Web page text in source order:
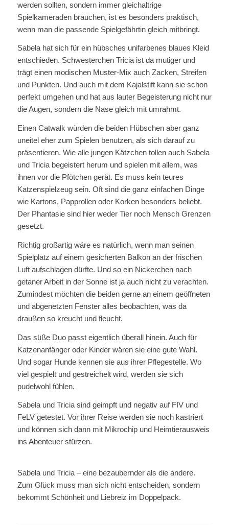
werden sollten, sondern immer gleichaltrige
Spielkameraden brauchen, ist es besonders praktisch,
wenn man die passende Spielgefährtin gleich mitbringt.
Sabela hat sich für ein hübsches unifarbenes blaues Kleid
entschieden. Schwesterchen Tricia ist da mutiger und
trägt einen modischen Muster-Mix auch Zacken, Streifen
und Punkten. Und auch mit dem Kajalstift kann sie schon
perfekt umgehen und hat aus lauter Begeisterung nicht nur
die Augen, sondern die Nase gleich mit umrahmt.
Einen Catwalk würden die beiden Hübschen aber ganz
uneitel eher zum Spielen benutzen, als sich darauf zu
präsentieren. Wie alle jungen Kätzchen tollen auch Sabela
und Tricia begeistert herum und spielen mit allem, was
ihnen vor die Pfötchen gerät. Es muss kein teures
Katzenspielzeug sein. Oft sind die ganz einfachen Dinge
wie Kartons, Papprollen oder Korken besonders beliebt.
Der Phantasie sind hier weder Tier noch Mensch Grenzen
gesetzt.
Richtig großartig wäre es natürlich, wenn man seinen
Spielplatz auf einem gesicherten Balkon an der frischen
Luft aufschlagen dürfte. Und so ein Nickerchen nach
getaner Arbeit in der Sonne ist ja auch nicht zu verachten.
Zumindest möchten die beiden gerne an einem geöffneten
und abgenetzten Fenster alles beobachten, was da
draußen so kreucht und fleucht.
Das süße Duo passt eigentlich überall hinein. Auch für
Katzenanfänger oder Kinder wären sie eine gute Wahl.
Und sogar Hunde kennen sie aus ihrer Pflegestelle. Wo
viel gespielt und gestreichelt wird, werden sie sich
pudelwohl fühlen.
Sabela und Tricia sind geimpft und negativ auf FIV und
FeLV getestet. Vor ihrer Reise werden sie noch kastriert
und können sich dann mit Mikrochip und Heimtierausweis
ins Abenteuer stürzen.
Sabela und Tricia – eine bezaubernder als die andere.
Zum Glück muss man sich nicht entscheiden, sondern
bekommt Schönheit und Liebreiz im Doppelpack.